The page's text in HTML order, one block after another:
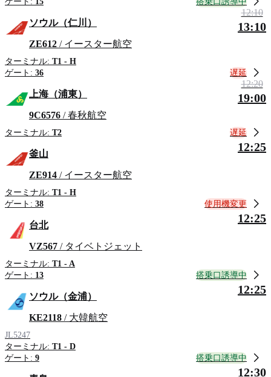
ソウル（仁川）
ZE612 / イースター航空
ターミナル: T1 - H
ゲート: 36
12:10
13:10
遅延
上海（浦東）
9C6576 / 春秋航空
ターミナル: T2
12:20
19:00
遅延
釜山
ZE914 / イースター航空
ターミナル: T1 - H
ゲート: 38
12:25
使用機変更
台北
VZ567 / タイベトジェット
ターミナル: T1 - A
ゲート: 13
12:25
搭乗口誘導中
ソウル（金浦）
KE2118 / 大韓航空
JL5247
ターミナル: T1 - D
ゲート: 9
12:25
搭乗口誘導中
12:30